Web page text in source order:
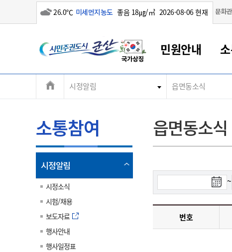
흐림
26.0℃ 미세먼지농도 좋음 18㎍/㎥ 2026-08-06 현재 문화
시
민
주
권
도
시
군
산
체
민원안내
민원안내
대표전화 063-454-4000
부서 및 담당자 연락처
전화번호안내
민원창구안내
민원수수료
종합민원창구
토지정보민원창구
무인민원발급기
소통참여
대표전화 063-454-4000
부서 및 담당자 연락처
전화번호안내
시정알림
시험/채용
보도자료
행사일정표
교육안내
보건소식
생활복지
대표전화 063-454-4000
부서 및 담당자 연락처
전화번호안내
복지/보건
통합돌봄
주민복지
여성/가족
노인복지
장애인복지
사회서비스(바우처)
경제산업
대표전화 063-454-4000
부서 및 담당자 연락처
전화번호안내
군산사랑상품권
상품권 공지사항
상품권 Q&A
판매대행점 조회
지류상품권 재고조회
정보공개
대표전화 063-454-4000
부서 및 담당자 연락처
전화번호안내
정보공개제도
비공개대상정보
불복구제절차
정보공개서식
계약정보공개
군산새만금
대표전화 063-454-4000
부서 및 담당자 연락처
전화번호안내
군산에서 시작되는 새만금
군산소개
대표전화 063-454-4000
부서 및 담당자 연락처
전화번호안내
군산시 비전
전북소개
대표전화 063-454-4000
부서 및 담당자 연락처
전화번호안내
전북특별자치도 소개
전북특별자치도 용어 Q&A
홍보영상 게시판
시정알림 읍면동소식
소통참여
시정알림
림
시정소식
시험/채용
보도자료
행사안내
행사일정표
읍면동소식
색
시
일
~검
번호